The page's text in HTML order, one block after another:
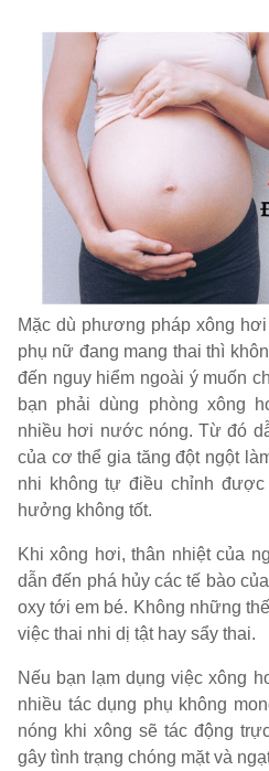
Mặc dù phương pháp xông
phụ nữ đang mang thai thì
đến nguy hiểm ngoài ý muốn
bạn phải dùng phòng xông
nhiều hơi nước nóng. Từ đó
của cơ thể gia tăng đột ngột
nhi không tự điều chỉnh
hưởng không tốt.
Khi xông hơi, thân nhiệt của
dẫn đến phá hủy các tế bào
oxy tới em bé. Không những
việc thai nhi dị tật hay sẩy thai.
Nếu bạn lạm dụng việc xông
nhiều tác dụng phụ không
nóng khi xông sẽ tác động
gây tình trạng chóng mặt và